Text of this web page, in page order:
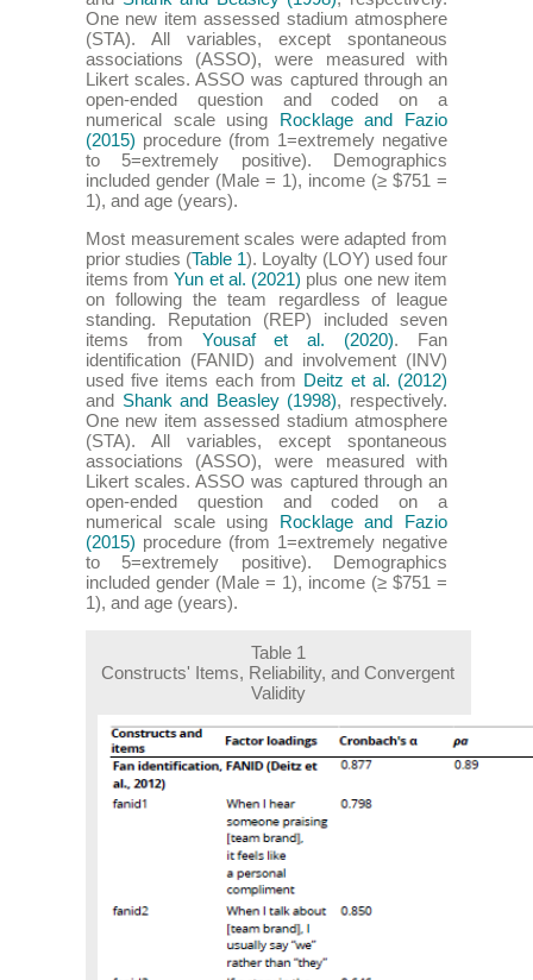
One new item assessed stadium atmosphere
(STA). All variables, except spontaneous
associations (ASSO), were measured with
Likert scales. ASSO was captured through an
open-ended question and coded on a
numerical scale using Rocklage and Fazio
(2015) procedure (from 1=extremely negative
to 5=extremely positive). Demographics
included gender (Male = 1), income (≥ $751 =
1), and age (years).
Most measurement scales were adapted from
prior studies (Table 1). Loyalty (LOY) used four
items fromYun et al. (2021) plus one new item
on following the team regardless of league
standing. Reputation (REP) included seven
items from Yousaf et al. (2020). Fan
identification (FANID) and involvement (INV)
used five items each from Deitz et al. (2012)
and Shank and Beasley (1998), respectively.
One new item assessed stadium atmosphere
(STA). All variables, except spontaneous
associations (ASSO), were measured with
Likert scales. ASSO was captured through an
open-ended question and coded on a
numerical scale using Rocklage and Fazio
(2015) procedure (from 1=extremely negative
to 5=extremely positive). Demographics
included gender (Male = 1), income (≥ $751 =
1), and age (years).
Table 1
Constructs' Items, Reliability, and Convergent
Validity